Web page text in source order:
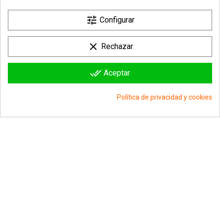
Información sobre la tienda 
tune Configurar
clear Rechazar
done_all Aceptar
Política de privacidad y cookies